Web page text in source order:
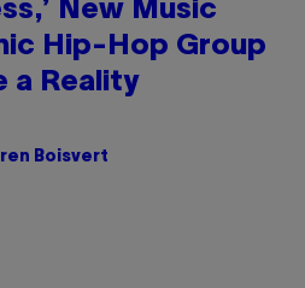
New Music
Hip-Hop Group
a Reality
Boisvert